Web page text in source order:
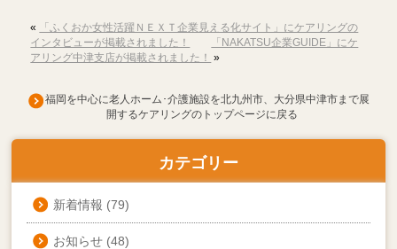
«
「ふくおか女性活躍ＮＥＸＴ企業見える化サイト」にケアリングの
インタビューが掲載されました！
「NAKATSU企業GUIDE」にケ
アリング中津支店が掲載されました！ »
福岡を中心に老人ホーム･介護施設を北九州市、大分県中津市まで展
開するケアリングのトップページに戻る
カテゴリー
新着情報 (79)
お知らせ(48)